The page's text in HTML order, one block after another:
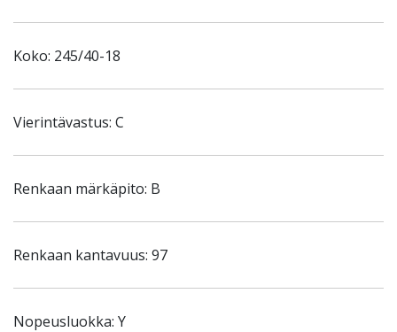
Koko: 245/40-18
Vierintävastus: C
Renkaan märkäpito: B
Renkaan kantavuus: 97
Nopeusluokka: Y